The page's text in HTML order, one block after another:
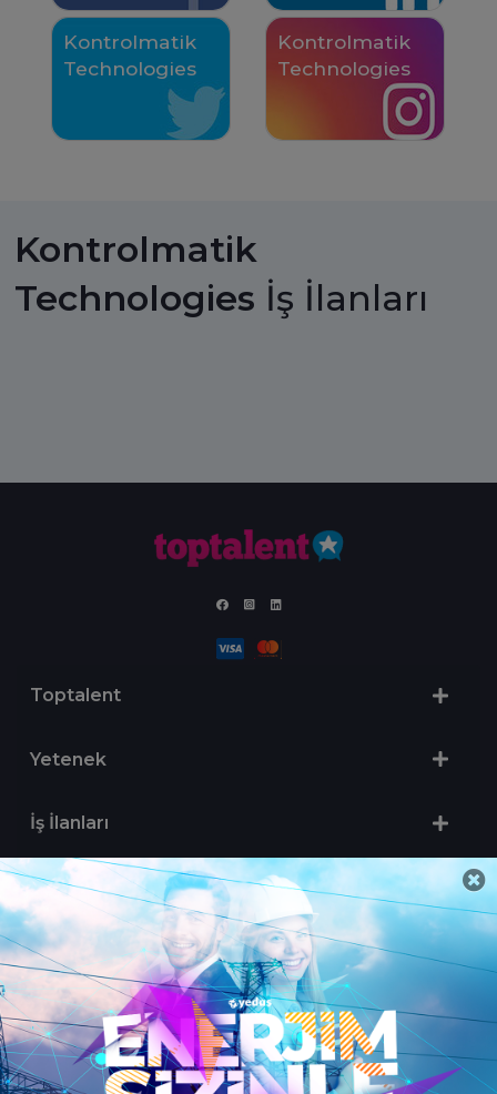
Kontrolmatik
Technologies
Kontrolmatik
Technologies
Kontrolmatik
Technologies İş İlanları
Toptalent
Yetenek
İş İlanları
Sertifika Programları
Yetenek Testleri
İşveren